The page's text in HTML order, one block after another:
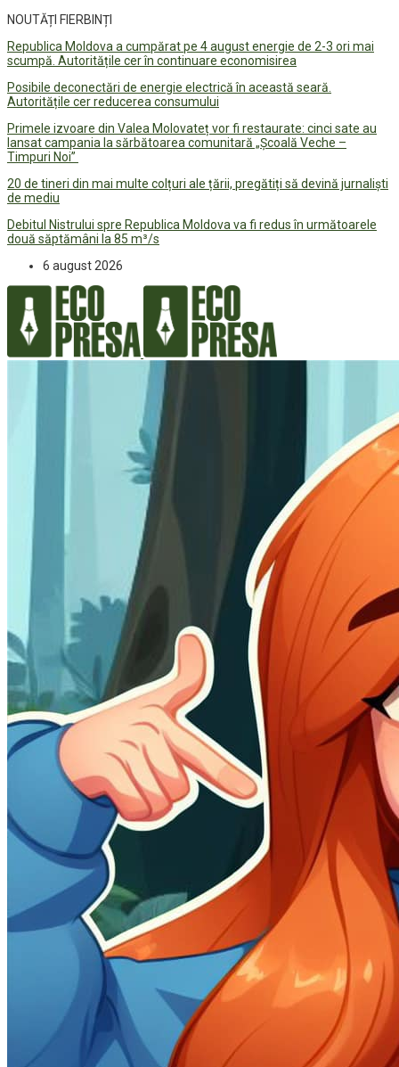
NOUTĂȚI FIERBINȚI
Republica Moldova a cumpărat pe 4 august energie de 2-3 ori mai
scumpă. Autoritățile cer în continuare economisirea
Posibile deconectări de energie electrică în această seară.
Autoritățile cer reducerea consumului
Primele izvoare din Valea Molovateț vor fi restaurate: cinci sate au
lansat campania la sărbătoarea comunitară „Școală Veche –
Timpuri Noi”
20 de tineri din mai multe colțuri ale țării, pregătiți să devină jurnaliști
de mediu
Debitul Nistrului spre Republica Moldova va fi redus în următoarele
două săptămâni la 85 m³/s
6 august 2026